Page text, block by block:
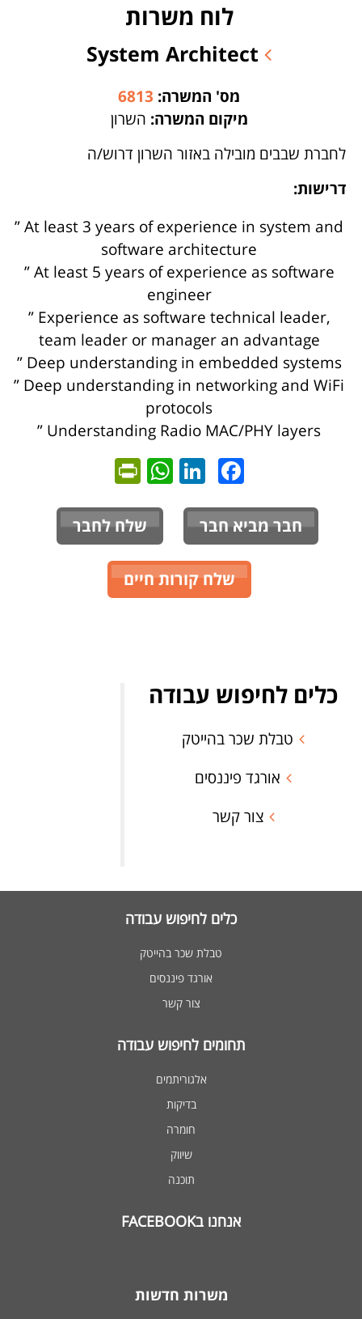
לוח משרות
מס' המשרה: 6813
מיקום המשרה: השרון
לחברת שבבים מובילה באזור השרון דרוש/ה
דרישות:
” At least 3 years of experience in system and
software architecture
” At least 5 years of experience as software
engineer
” Experience as software technical leader,
team leader or manager an advantage
” Deep understanding in embedded systems
” Deep understanding in networking and WiFi
protocols
” Understanding Radio MAC/PHY layers
Facebook
LinkedIn
WhatsApp
חבר מביא חבר שלח לחבר
שלח קורות חיים
כלים לחיפוש עבודה
טבלת שכר בהייטק
אורגד פיננסים
צור קשר
כלים לחיפוש עבודה
טבלת שכר בהייטק
אורגד פיננסים
צור קשר
תחומים לחיפוש עבודה
אלגוריתמים
בדיקות
חומרה
שיווק
תוכנה
אנחנו בFACEBOOK
משרות חדשות